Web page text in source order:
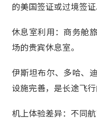
的美国签证或过境签证
休息室利用：商务舱
场的贵宾休息室。
伊斯坦布尔、多哈、
设施完善，是长途飞行
机上体验差异：不同